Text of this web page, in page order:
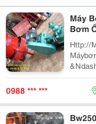
Máy
Bơm
Http://
0988 *** ***